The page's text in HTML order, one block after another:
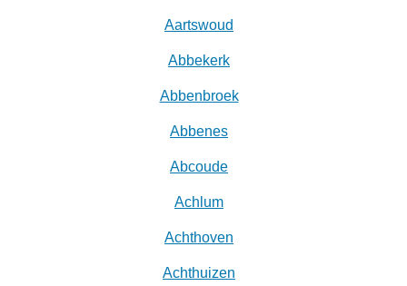
Aartswoud
Abbekerk
Abbenbroek
Abbenes
Abcoude
Achlum
Achthoven
Achthuizen